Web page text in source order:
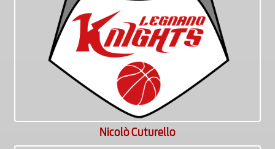
Nicolò Cuturello